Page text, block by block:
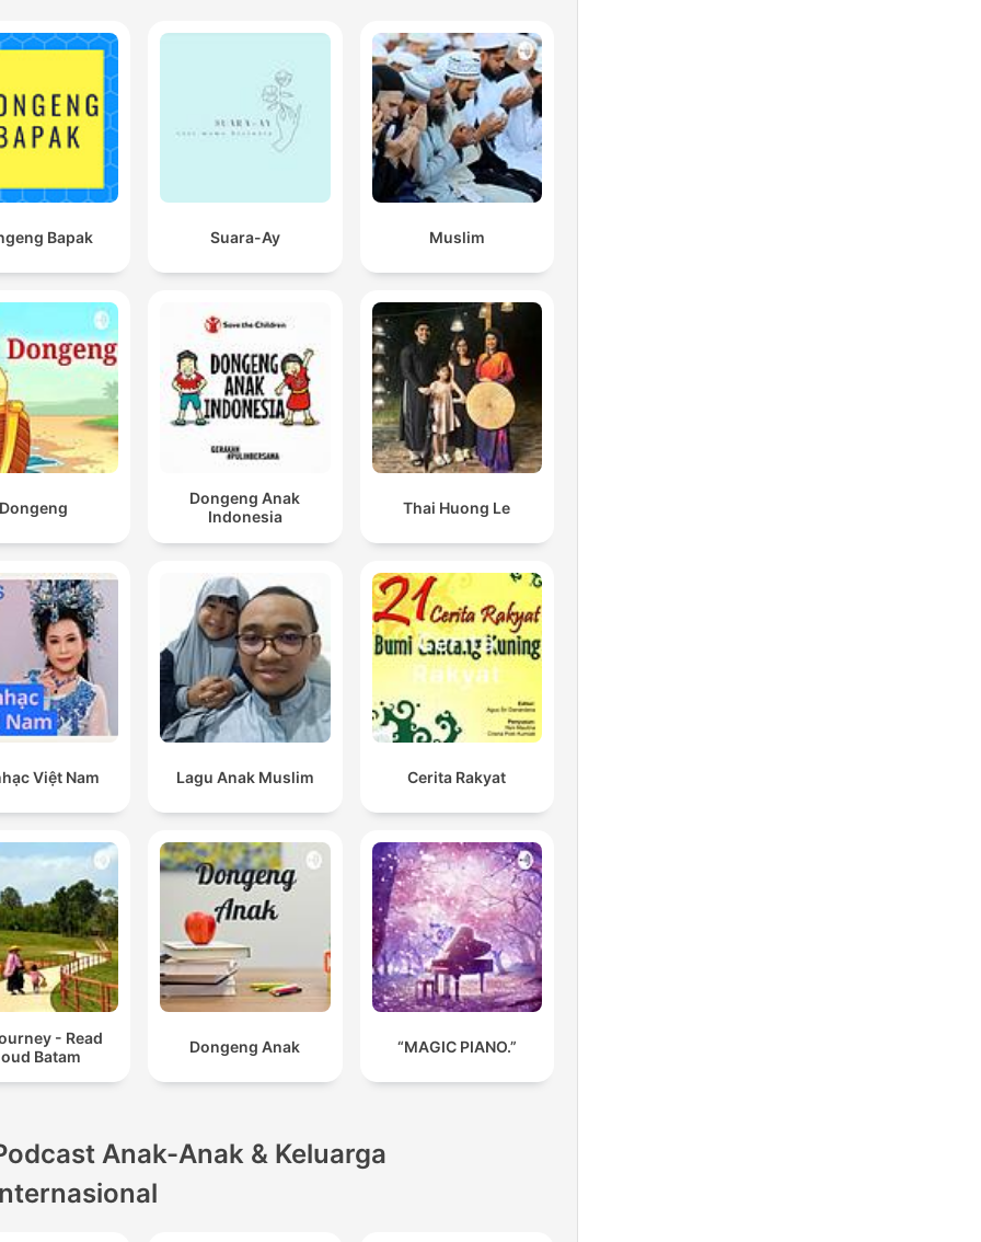
Bapak Suara-Ay Muslim
Dongeng
Dongeng Anak
Indonesia
Thai Huong Le
Việt Nam Lagu Anak Muslim Cerita Rakyat
- Read
Batam
Dongeng Anak “MAGIC PIANO.”
Anak-Anak & Keluarga